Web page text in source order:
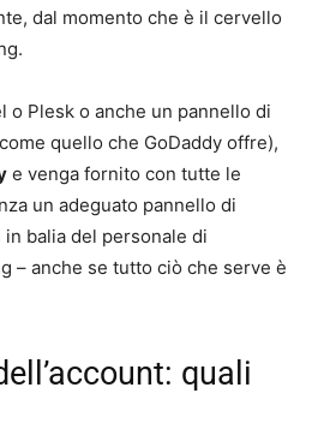
dal momento che è il cervello
o Plesk o anche un pannello di
quello che GoDaddy offre),
e venga fornito con tutte le
un adeguato pannello di
balia del personale di
– anche se tutto ciò che serve è
quali